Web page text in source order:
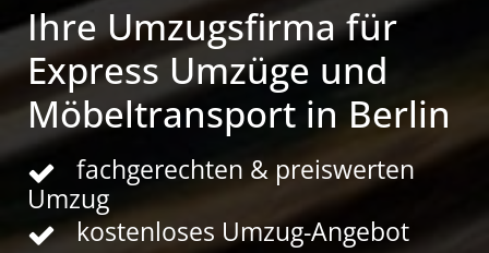
Ihre Umzugsfirma für
Express Umzüge und
Möbeltransport in Berlin
fachgerechten & preiswerten
Umzug
kostenloses Umzug-Angebot